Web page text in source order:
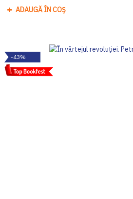
ADAUGĂ ÎN COȘ
-43%